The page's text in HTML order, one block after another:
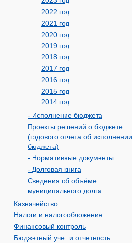
2022 год
2021 год
2020 год
2019 год
2018 год
2017 год
2016 год
2015 год
2014 год
- Исполнение бюджета
Проекты решений о бюджете
(годового отчета об исполнении
бюджета)
- Нормативные документы
- Долговая книга
Сведения об объёме
муниципального долга
Казначейство
Налоги и налогообложение
Финансовый контроль
Бюджетный учет и отчетность